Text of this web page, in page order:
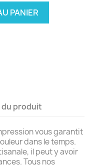
PANIER
du produit
vous garantit
dans le temps.
il peut y avoir
Tous nos